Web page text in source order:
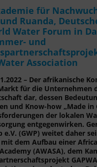
für
Ruanda,
Water Forum in
und
Association
– Der afrikanische
für die Unternehmen
dar, dessen
und Know-how „Made in
der lokalen
entgegenwirken.
e.V. (GWP) weitet daher
dem Aufbau einer
(AWASA), dem